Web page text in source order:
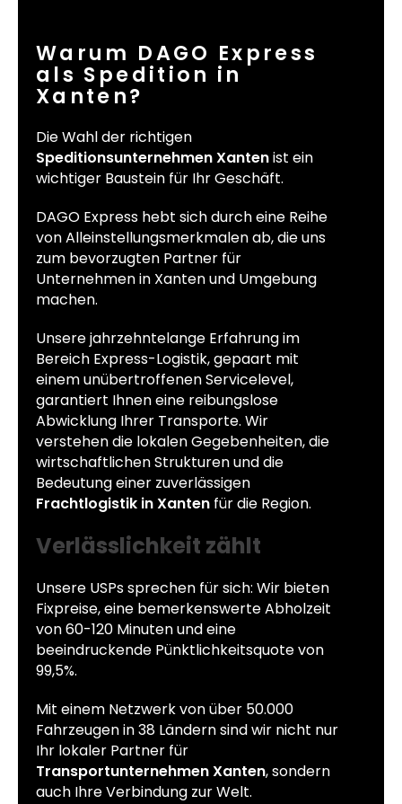
Warum DAGO Express
als Spedition in
Xanten?
Die Wahl der richtigen
Speditionsunternehmen Xantenist ein
wichtiger Baustein für Ihr Geschäft.
DAGO Express hebt sich durch eine Reihe
von Alleinstellungsmerkmalen ab, die uns
zum bevorzugten Partner für
Unternehmen in Xanten und Umgebung
machen.
Unsere jahrzehntelange Erfahrung im
Bereich Express-Logistik, gepaart mit
einem unübertroffenen Servicelevel,
garantiert Ihnen eine reibungslose
Abwicklung Ihrer Transporte. Wir
verstehen die lokalen Gegebenheiten, die
wirtschaftlichen Strukturen und die
Bedeutung einer zuverlässigen
Frachtlogistik in Xanten für die Region.
Verlässlichkeit zählt
Unsere USPs sprechen für sich: Wir bieten
Fixpreise, eine bemerkenswerte Abholzeit
von 60-120 Minuten und eine
beeindruckende Pünktlichkeitsquote von
99,5%.
Mit einem Netzwerk von über 50.000
Fahrzeugen in 38 Ländern sind wir nicht nur
Ihr lokaler Partner für
Transportunternehmen Xanten, sondern
auch Ihre Verbindung zur Welt.